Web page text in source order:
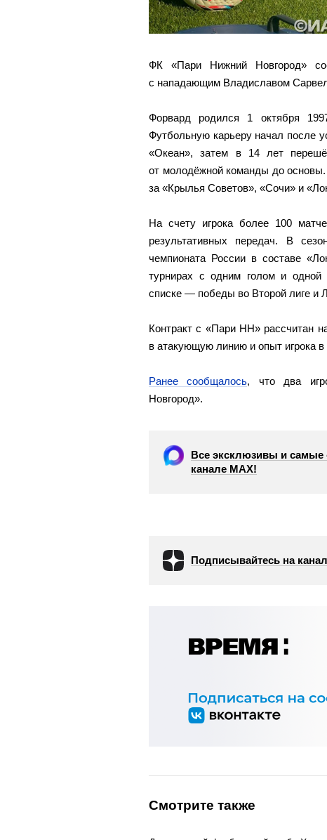
ФК «Пари Нижний Новгород»
с нападающим Владиславом
Форвард родился 1 октября
Футбольную карьеру начал после
«Океан», затем в 14 лет
от молодёжной команды до
за «Крылья Советов», «Сочи» и
На счету игрока более 100
результативных передач. В
чемпионата России в составе
турнирах с одним голом и одной
списке — победы во Второй лиге и
Контракт с «Пари НН» рассчитан
в атакующую линию и опыт игрока в
Ранее сообщалось, что два
Новгород».
Все эксклюзивы и самые
канале МАХ!
Подписывайтесь на
Смотрите также